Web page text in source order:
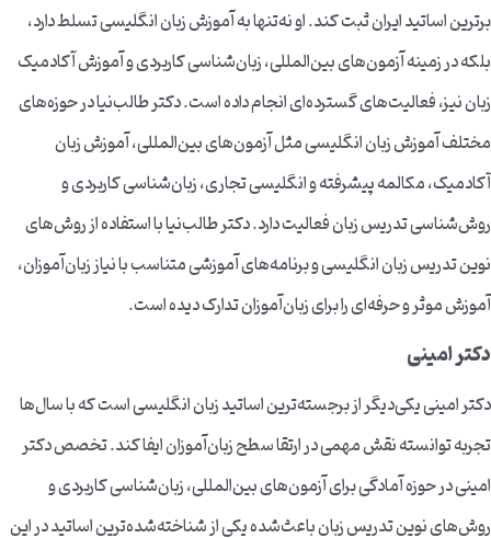
برترین اساتید ایران ثبت کند. او نه‌تنها به آموزش زبان انگلیسی تسلط دارد،
بلکه در زمینه آزمون‌های بین‌المللی، زبان‌شناسی کاربردی و آموزش آکادمیک
زبان نیز، فعالیت‌های گسترده‌ای انجام داده است. دکتر طالب‌نیا در حوزه‌های
مختلف آموزش زبان انگلیسی مثل آزمون‌های بین‌المللی، آموزش زبان
آکادمیک، مکالمه پیشرفته و انگلیسی تجاری، زبان‌شناسی کاربردی و
روش‌شناسی تدریس زبان فعالیت دارد. دکتر طالب‌نیا با استفاده از روش‌های
نوین تدریس زبان انگلیسی و برنامه‌های آموزشی متناسب با نیاز زبان‌آموزان،
آموزش موثر و حرفه‌ای را برای زبان‌آموزان تدارک دیده است.
دکتر امینی
دکتر امینی یکی‌دیگر از برجسته‌ترین اساتید زبان انگلیسی است که با سال‌ها
تجربه توانسته نقش مهمی در ارتقا سطح زبان‌آموزان ایفا کند. تخصص دکتر
امینی در حوزه آمادگی برای آزمون‌های بین‌المللی، زبان‌شناسی کاربردی و
روش‌های نوین تدریس زبان باعث‌شده یکی از شناخته‌شده‌ترین اساتید در این